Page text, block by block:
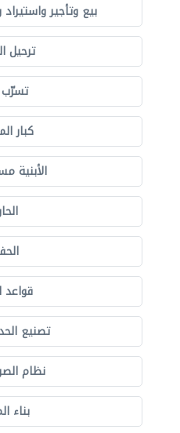
بيع وتأجير
ترحيل
تسرّب
كبار
الأبنية
تصنيع
نظام
بناء